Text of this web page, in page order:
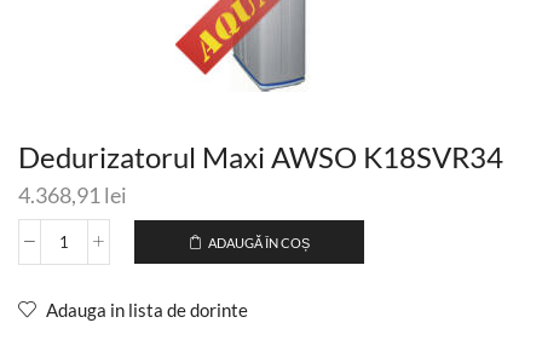
Dedurizatorul Maxi AWSO K18SVR34
4.368,91 lei
ADAUGĂ ÎN COȘ
Adauga in lista de dorinte